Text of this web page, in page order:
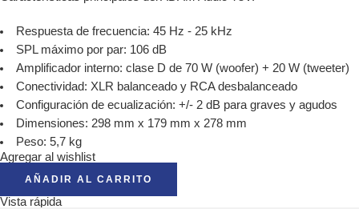
Respuesta de frecuencia: 45 Hz - 25 kHz
SPL máximo por par: 106 dB
Amplificador interno: clase D de 70 W (woofer) + 20 W (tweeter)
Conectividad: XLR balanceado y RCA desbalanceado
Configuración de ecualización: +/- 2 dB para graves y agudos
Dimensiones: 298 mm x 179 mm x 278 mm
Peso: 5,7 kg
Agregar al wishlist
AÑADIR AL CARRITO
Vista rápida